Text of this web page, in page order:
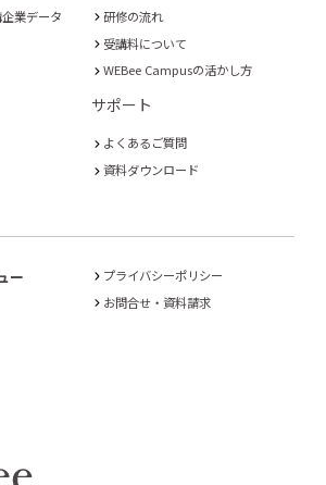
業データ
研修の流れ
受講料について
WEBee Campusの活かし方
サポート
よくあるご質問
資料ダウンロード
ー
プライバシーポリシー
お問合せ・資料請求